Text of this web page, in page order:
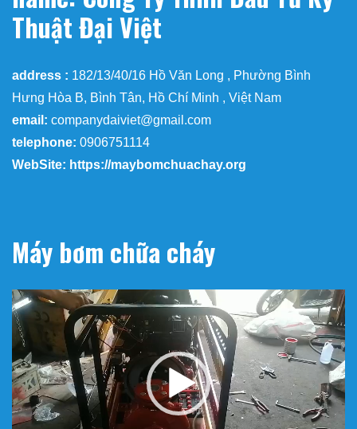
Thuật Đại Việt
address : 182/13/40/16 Hồ Văn Long , Phường Bình
Hưng Hòa B, Bình Tân, Hồ Chí Minh , Việt Nam
email: companydaiviet@gmail.com
telephone: 0906751114
WebSite: https://maybomchuachay.org
Máy bơm chữa cháy
Trình
chơi
Video